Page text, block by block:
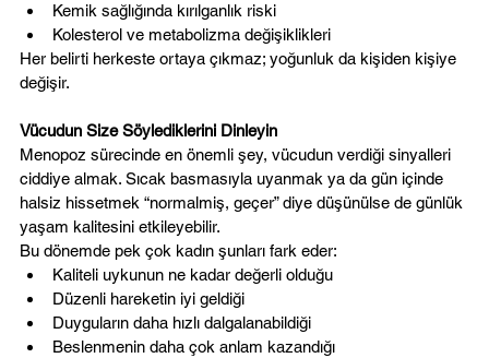
Kemik sağlığında kırılganlık riski
Kolesterol ve metabolizma değişiklikleri
Her belirti herkeste ortaya çıkmaz; yoğunluk da kişiden kişiye
değişir.
Vücudun Size Söylediklerini Dinleyin
Menopoz sürecinde en önemli şey, vücudun verdiği sinyalleri
ciddiye almak. Sıcak basmasıyla uyanmak ya da gün içinde
halsiz hissetmek “normalmiş, geçer” diye düşünülse de günlük
yaşam kalitesini etkileyebilir.
Bu dönemde pek çok kadın şunları fark eder:
Kaliteli uykunun ne kadar değerli olduğu
Düzenli hareketin iyi geldiği
Duyguların daha hızlı dalgalanabildiği
Beslenmenin daha çok anlam kazandığı